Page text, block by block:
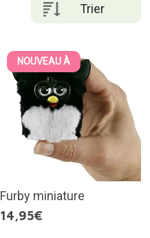
Trier
NOUVEAU À
Furby miniature
14,95€